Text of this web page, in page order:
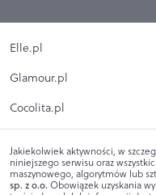
Elle.pl
Glamour.pl
Cocolita.pl
Jakiekolwiek aktywności, w
niniejszego serwisu oraz
maszynowego, algorytmów lub
sp. z o.o. Obowiązek uzyskania